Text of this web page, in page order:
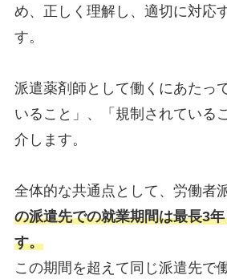
め、正しく理解し、適切に対応
す。
派遣薬剤師として働くにあたっ
いること」、「規制されている
介します。
全体的な共通点として、労働者
の派遣先での就業期間は最長3
す。
この期間を超えて同じ派遣先で